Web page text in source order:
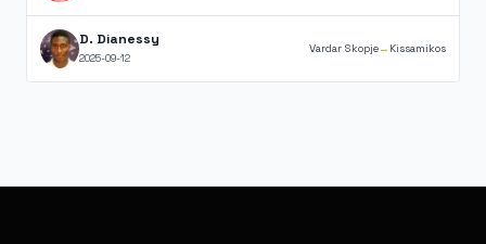
D. Dianessy
2025-09-12
Vardar Skopje→ Kissamikos